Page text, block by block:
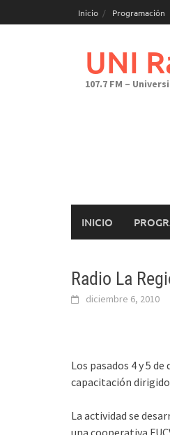
al
Inicio Programación
UNI
107.7 FM –
INICIO
Radio La
diciembre 6, 2010
Los pasados 4 y 5
capacitación
La actividad se
una cooperativa